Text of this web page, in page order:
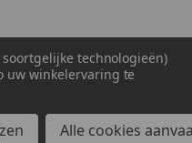
technologieën)
uw winkelervaring te
Alle cookies